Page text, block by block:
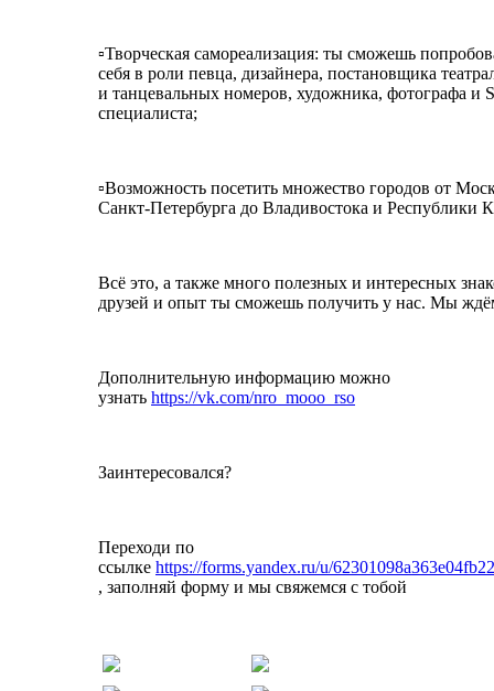
▫Творческая самореализация: ты сможешь
себя в роли певца, дизайнера, постановщика
и танцевальных номеров, художника, фотографа и
специалиста;
▫Возможность посетить множество городов от
Санкт-Петербурга до Владивостока и Республики
Всё это, а также много полезных и интересных
друзей и опыт ты сможешь получить у нас. Мы
Дополнительную информацию можно
узнать https://vk.com/nro_mooo_rso
Заинтересовался?
Переходи по
ссылке https://forms.yandex.ru/u/
, заполняй форму и мы свяжемся с тобой